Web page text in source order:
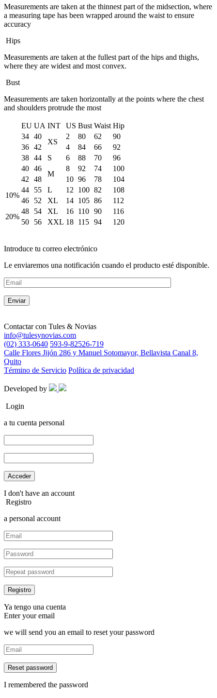
Measurements are taken at the thinnest part of the midsection, where
a measuring tape has been wrapped around the waist to ensure
accuracy
Hips
Measurements are taken at the fullest part of the hips and thighs,
where they are widest and most convex.
Bust
Measurements are taken horizontally at the points where the chest
and shoulders protrude the most
EU UA INT US Bust Waist Hip
34 40
XS
2 80 62
90
36 42 4 84 66
92
38 44 S 6 88 70
96
40 46
M
8 92 74
100
42 48 10 96 78
104
10%
44 55 L 12 100 82
108
46
52 XL 14 105 86
112
20%
48 54 XL 16 110 90
116
50
56 XXL 18 115 94 120
Introduce tu correo electrónico
Le enviaremos una notificación cuando el producto esté disponible.
Contactar con Tules & Novias
info@tulesynovias.com
(02) 333-0640 593-9-82526-719
Calle Flores Jijón 286 y Manuel Sotomayor, Bellavista Canal 8,
Quito
Término de Servicio Política de privacidad
Developed by
Login
a tu cuenta personal
I don't have an account
Registro
a personal account
Ya tengo una cuenta
Enter your email
we will send you an email to reset your password
Reset password
I remembered the password